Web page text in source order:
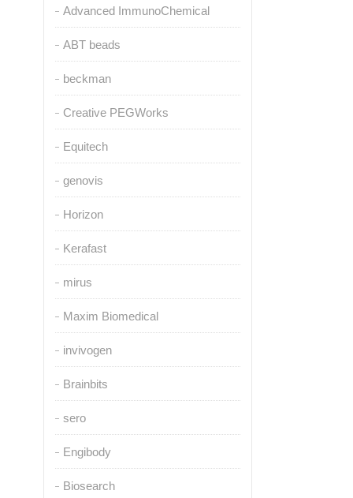
Advanced ImmunoChemical
ABT beads
beckman
Creative PEGWorks
Equitech
genovis
Horizon
Kerafast
mirus
Maxim Biomedical
invivogen
Brainbits
sero
Engibody
Biosearch